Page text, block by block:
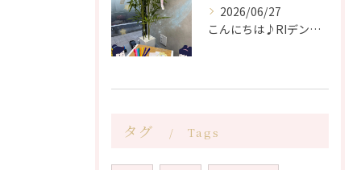
2026/06/27
こんにちは♪RIデンタルクリニック中野です🦷
タグ Tags